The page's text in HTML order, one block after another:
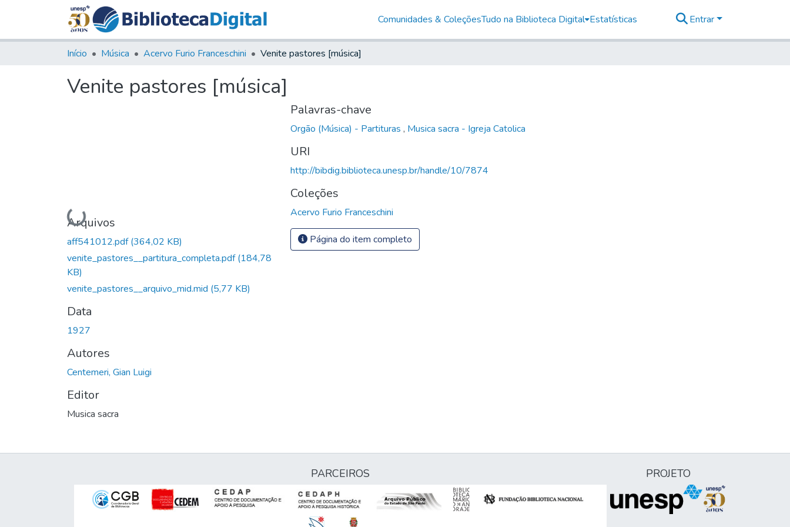
Comunidades & ColeçõesTudo na Biblioteca Digital Estatísticas Entrar
Início Música Acervo Furio Franceschini Venite pastores [música]
Venite pastores [música]
Carregando...
Arquivos
aff541012.pdf(364,02 KB)
venite_pastores__partitura_completa.pdf(184,78
KB)
venite_pastores__arquivo_mid.mid (5,77 KB)
Data
1927
Autores
Centemeri, Gian Luigi
Editor
Musica sacra
Palavras-chave
Orgão (Música) - Partituras , Musica sacra - Igreja Catolica
URI
http://bibdig.biblioteca.unesp.br/handle/10/7874
Coleções
Acervo Furio Franceschini
Página do item completo
PARCEIROS PROJETO